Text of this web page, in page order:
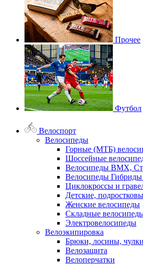
Прочее
Футбол
Велоспорт
Велосипеды
Горные (МТБ)
Шоссейные
Велосипеды BMX,
Велосипеды Гибриды
Циклокроссы и
Детские,
Женские велосипеды
Складные
Электровелосипеды
Велоэкипировка
Брюки, лосины, чулки
Велозащита
Велоперчатки